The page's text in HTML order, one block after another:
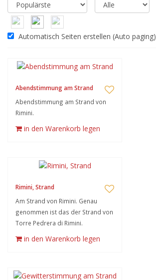
Automatisch Seiten erstellen (Auto paging)
Abendstimmung am Strand
Abendstimmung am Strand von
Rimini.
in den Warenkorb legen
Rimini, Strand
Am Strand von Rimini. Genau
genommen ist das der Strand von
Torre Pedrera di Rimini.
in den Warenkorb legen